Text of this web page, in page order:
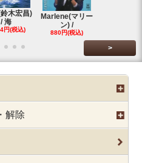
木宏昌)
/ 海
円(税込)
Marlene(マリー
ン) /
880円(税込)
>
解除